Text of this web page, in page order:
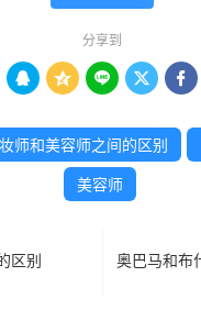
分享到
    
师和美容师之间的区别
美容师
区别
奥巴马和布